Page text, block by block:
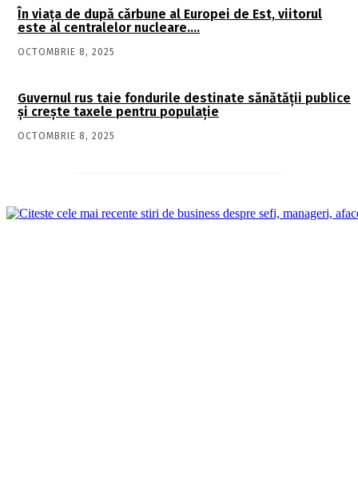
În viaţa de după cărbune al Europei de Est, viitorul
este al centralelor nucleare….
OCTOMBRIE 8, 2025
Guvernul rus taie fondurile destinate sănătății publice
și crește taxele pentru populație
OCTOMBRIE 8, 2025